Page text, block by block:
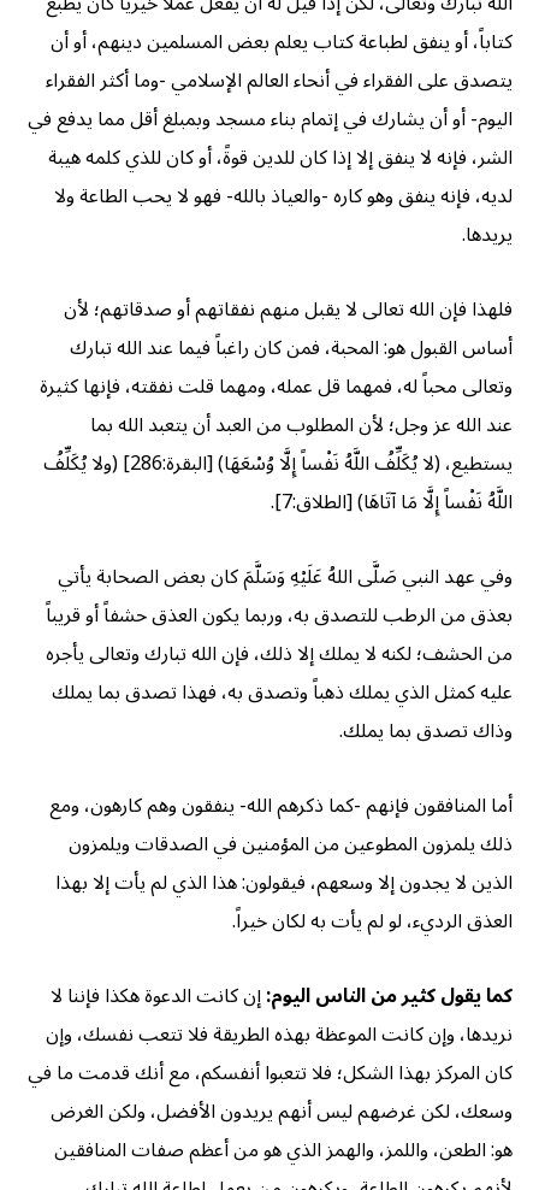
كتاباً، أو ينفق لطباعة كتاب يعلم بعض المسلمين دينهم، أو أن
يتصدق على الفقراء في أنحاء العالم الإسلامي -وما أكثر الفقراء
اليوم- أو أن يشارك في إتمام بناء مسجد وبمبلغ أقل مما يدفع في
الشر، فإنه لا ينفق إلا إذا كان للدين قوةً، أو كان للذي كلمه هيبة
لديه، فإنه ينفق وهو كاره -والعياذ بالله- فهو لا يحب الطاعة ولا
يريدها.
فلهذا فإن الله تعالى لا يقبل منهم نفقاتهم أو صدقاتهم؛ لأن
أساس القبول هو: المحبة، فمن كان راغباً فيما عند الله تبارك
وتعالى محباً له، فمهما قل عمله، ومهما قلت نفقته، فإنها كثيرة
عند الله عز وجل؛ لأن المطلوب من العبد أن يتعبد الله بما
يستطيع، (لا يُكَلِّفُ اللَّهُ نَفْساً إِلَّا وُسْعَهَا) [البقرة:286] (ولا يُكَلِّفُ
اللَّهُ نَفْساً إِلَّا مَا آتَاهَا) [الطلاق:7].
وفي عهد النبي صَلَّى اللهُ عَلَيْهِ وَسَلَّمَ كان بعض الصحابة يأتي
بعذق من الرطب للتصدق به، وربما يكون العذق حشفاً أو قريباً
من الحشف؛ لكنه لا يملك إلا ذلك، فإن الله تبارك وتعالى يأجره
عليه كمثل الذي يملك ذهباً وتصدق به، فهذا تصدق بما يملك
وذاك تصدق بما يملك.
أما المنافقون فإنهم -كما ذكرهم الله- ينفقون وهم كارهون، ومع
ذلك يلمزون المطوعين من المؤمنين في الصدقات ويلمزون
الذين لا يجدون إلا وسعهم، فيقولون: هذا الذي لم يأت إلا بهذا
العذق الرديء، لو لم يأت به لكان خيراً.
كما يقول كثير من الناس اليوم:إن كانت الدعوة هكذا فإننا لا
نريدها، وإن كانت الموعظة بهذه الطريقة فلا تتعب نفسك، وإن
كان المركز بهذا الشكل؛ فلا تتعبوا أنفسكم، مع أنك قدمت ما في
وسعك، لكن غرضهم ليس أنهم يريدون الأفضل، ولكن الغرض
هو: الطعن، واللمز، والهمز الذي هو من أعظم صفات المنافقين